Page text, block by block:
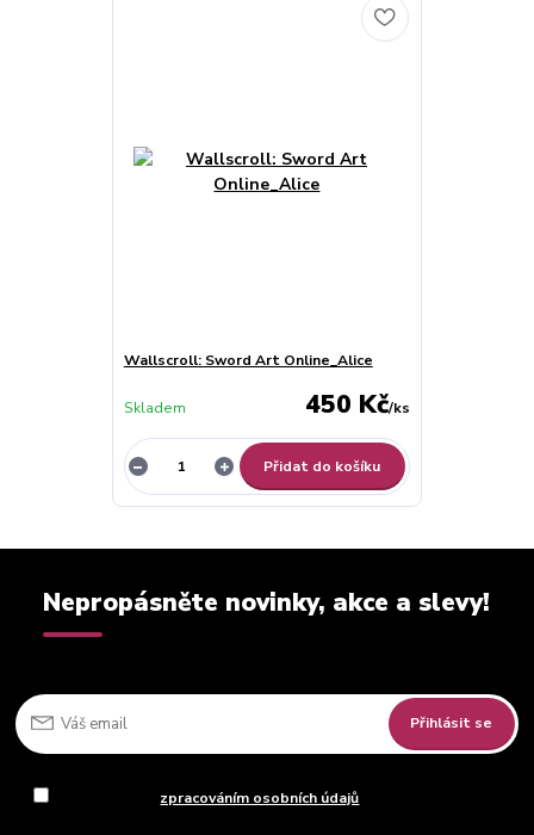
Wallscroll: Sword Art Online_Alice
450 Kč/ks
Skladem
Přidat do košíku
Nepropásněte novinky, akce a slevy!
Přihlásit se
zpracováním osobních údajů